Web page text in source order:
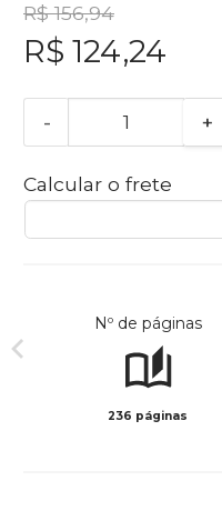
R$ 156,94
R$ 124,24
- +
Calcular o frete
Nº de páginas
236 páginas